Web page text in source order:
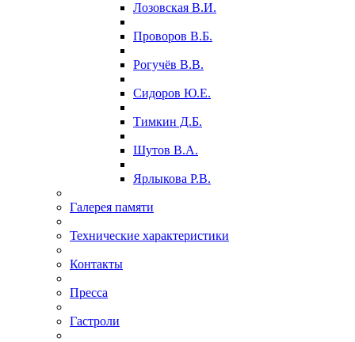
Лозовская В.И.
Проворов В.Б.
Рогучёв В.В.
Сидоров Ю.Е.
Тимкин Д.Б.
Шутов В.А.
Ярлыкова Р.В.
Галерея памяти
Технические характеристики
Контакты
Пресса
Гастроли